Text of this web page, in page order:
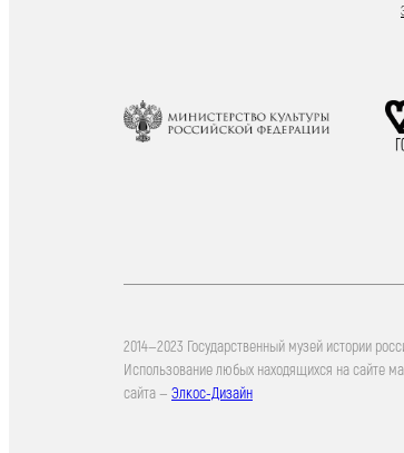
2014—2023 Государственный музей истории
Использование любых находящихся на сайте
сайта — Элкос-Дизайн